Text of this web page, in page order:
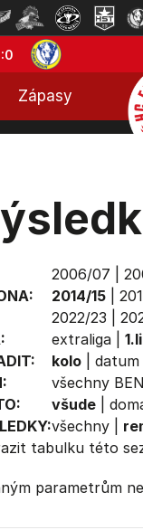
Zápasy
2006/07
2014/15|
2022/23
extraliga|
kolo| datum
všechny BEN
všude|
všechny|
tabulkutéto
parametrům